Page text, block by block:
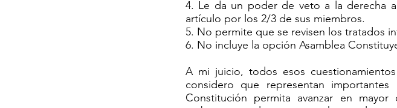
4. Le da un poder de veto a la derecha
artículo por los 2/3 de sus miembros.
5. No permite que se revisen los tratados
6. No incluye la opción Asamblea
A mi juicio, todos esos
considero que representan
Constitución permita avanzar en